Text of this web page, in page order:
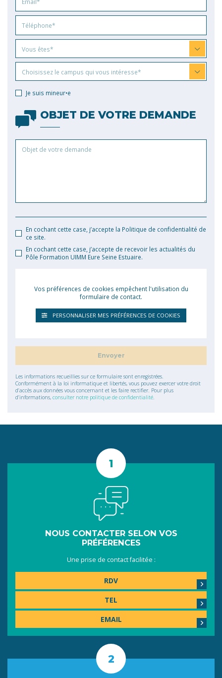
êtes
Vous êtes*
qui
intéresse
Choisissez le campus qui vous intéresse*
Je suis mineur•e
OBJET DE VOTRE DEMANDE
de
En cochant cette case, j’accepte la Politique de confidentialité de
ce site.
En cochant cette case, j’accepte de recevoir les actualités du
Pôle Formation UIMM Eure Seine Estuaire.
Vos préférences de cookies empêchent l'utilisation du
formulaire de contact.
PERSONNALISER MES PRÉFÉRENCES DE COOKIES
Les informations recueillies sur ce formulaire sont enregistrées.
Conformément à la loi informatique et libertés, vous pouvez exercer votre droit
d’accès aux données vous concernant et les faire rectifier. Pour plus
d’informations, consulter notre politique de confidentialité.
NOUS CONTACTER SELON VOS
PRÉFÉRENCES
Une prise de contact facilitée :
RDV
TEL
EMAIL